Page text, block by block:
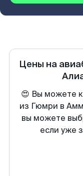
Цены на
😍 Вы можете
из Гюмри в
вы можете
если уже